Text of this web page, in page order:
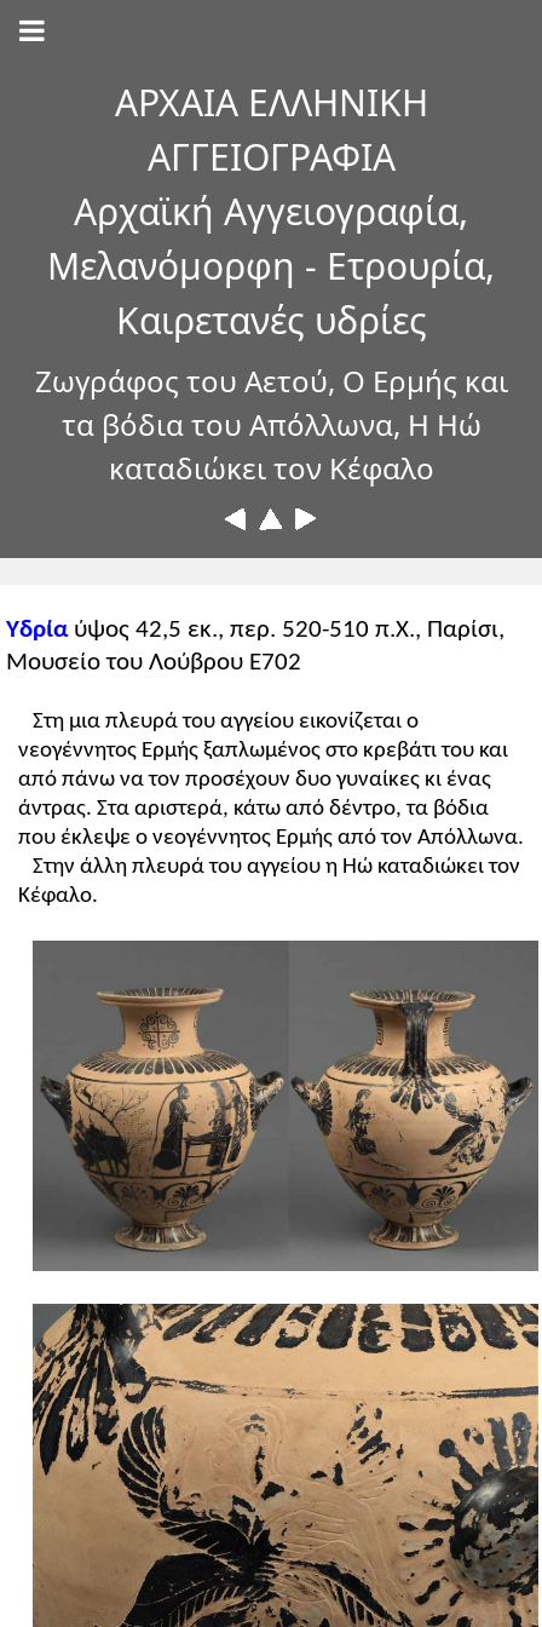
ΑΡΧΑΙΑ ΕΛΛΗΝΙΚΗ
ΑΓΓΕΙΟΓΡΑΦΙΑ
Αρχαϊκή Αγγειογραφία,
Μελανόμορφη - Ετρουρία,
Καιρετανές υδρίες
Ζωγράφος του Αετού, Ο Ερμής και
τα βόδια του Απόλλωνα, Η Ηώ
καταδιώκει τον Κέφαλο
Υδρίαύψος 42,5 εκ., περ. 520-510 π.Χ., Παρίσι,
Μουσείο του Λούβρου E702
Στη μια πλευρά του αγγείου εικονίζεται ο
νεογέννητος Ερμής ξαπλωμένος στο κρεβάτι του και
από πάνω να τον προσέχουν δυο γυναίκες κι ένας
άντρας. Στα αριστερά, κάτω από δέντρο, τα βόδια
που έκλεψε ο νεογέννητος Ερμής από τον Απόλλωνα.
Στην άλλη πλευρά του αγγείου η Ηώ καταδιώκει τον
Κέφαλο.